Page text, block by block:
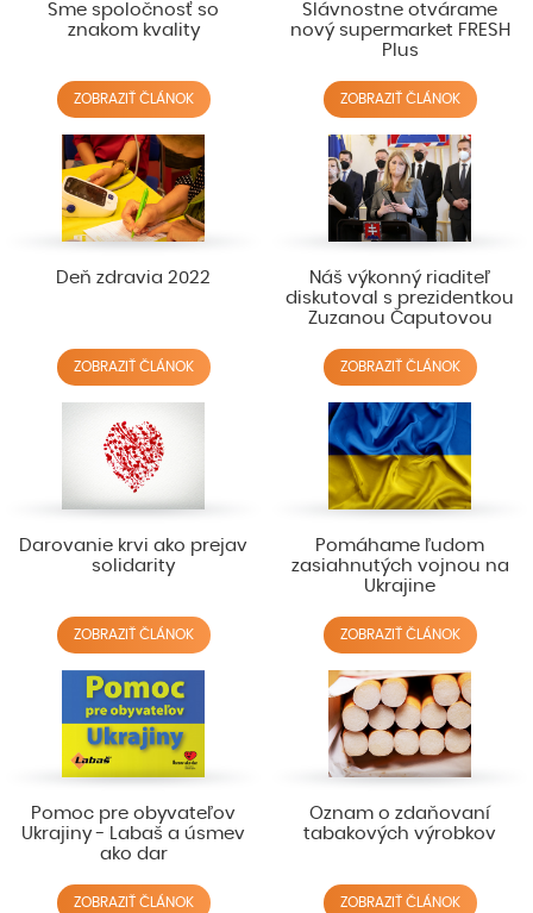
Sme spoločnosť so
znakom kvality
ZOBRAZIŤ ČLÁNOK
Slávnostne otvárame
nový supermarket FRESH
Plus
ZOBRAZIŤ ČLÁNOK
Deň zdravia 2022
ZOBRAZIŤ ČLÁNOK
Náš výkonný riaditeľ
diskutoval s prezidentkou
Zuzanou Čaputovou
ZOBRAZIŤ ČLÁNOK
Darovanie krvi ako prejav
solidarity
ZOBRAZIŤ ČLÁNOK
Pomáhame ľudom
zasiahnutých vojnou na
Ukrajine
ZOBRAZIŤ ČLÁNOK
Pomoc pre obyvateľov
Ukrajiny - Labaš a úsmev
ako dar
ZOBRAZIŤ ČLÁNOK
Oznam o zdaňovaní
tabakových výrobkov
ZOBRAZIŤ ČLÁNOK